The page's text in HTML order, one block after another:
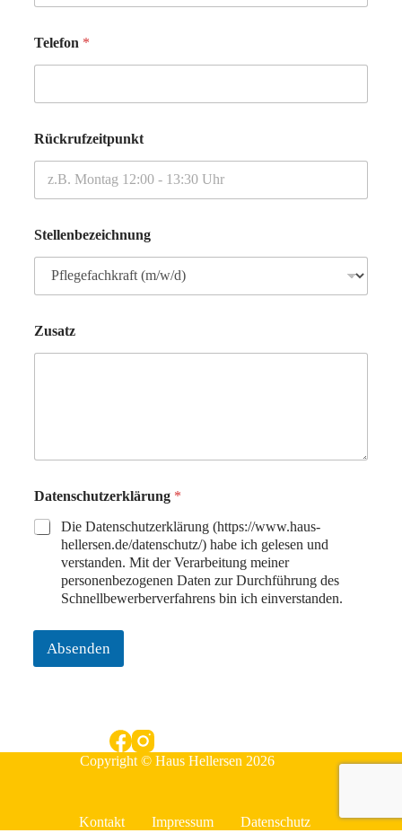
Telefon *
Rückrufzeitpunkt
Stellenbezeichnung
Zusatz
Datenschutzerklärung *
Die Datenschutzerklärung (https://www.haus-
hellersen.de/datenschutz/) habe ich gelesen und
verstanden. Mit der Verarbeitung meiner
personenbezogenen Daten zur Durchführung des
Schnellbewerberverfahrens bin ich einverstanden.
Absenden
Copyright © Haus Hellersen 2026
Kontakt Impressum
Datenschutz